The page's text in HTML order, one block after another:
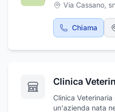
Via Cassano,
Chiama
Clinica
un'azienda nata